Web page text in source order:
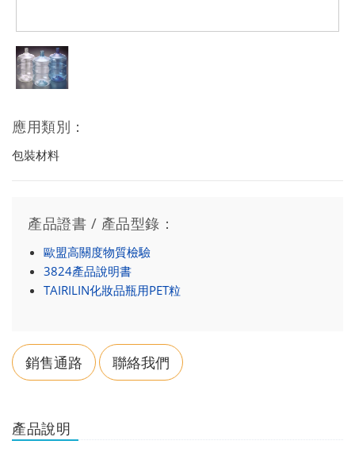
應用類別：
包裝材料
產品證書 / 產品型錄：
歐盟高關度物質檢驗
3824產品說明書
TAIRILIN化妝品瓶用PET粒
銷售通路 聯絡我們
產品說明